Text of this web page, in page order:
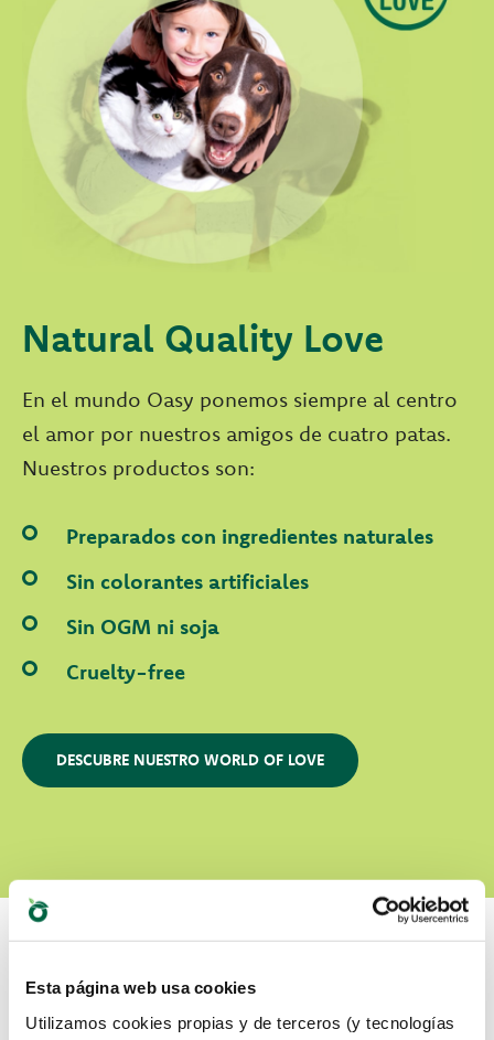
Esta página web usa cookies
Utilizamos cookies propias y de terceros (y tecnologías
Natural Quality Love
En el mundo Oasy ponemos siempre al centro
el amor por nuestros amigos de cuatro patas.
Nuestros productos son:
Preparados con ingredientes naturales
Sin colorantes artificiales
Sin OGM ni soja
Cruelty-free
DESCUBRE NUESTRO WORLD OF LOVE
Cual es su favorito?